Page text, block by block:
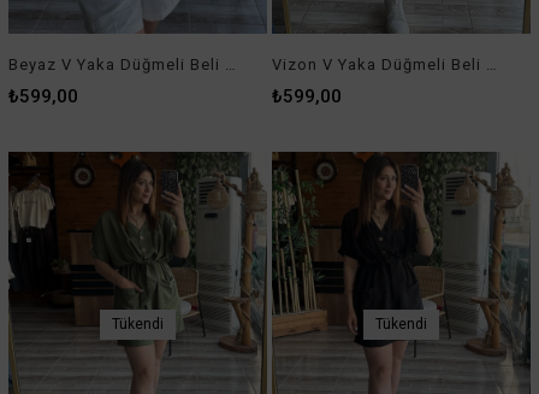
Beyaz V Yaka Düğmeli Beli Lastikli Şort Tulum
₺599,00
Vizon V Yaka Düğmeli Beli Lastikli Şort Tulum
₺599,00
Tükendi Tükendi